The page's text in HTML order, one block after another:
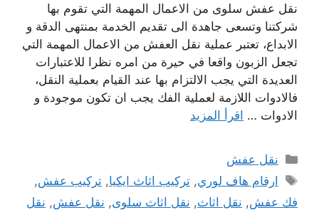
نقل عفش سلوى من الاعمال المهمة التي تقوم بها
شركتنا وتسعى جاهدة الى تقديم الخدمة بمنتهى الدقة و
الابداع، تعتبر عملية نقل العفش من الاعمال المهمة التي
تجعل الزبون واقعا في حيرة من امره نظرا للاعتبارات
العديدة التي يجب الالتزام بها عند القيام بعملية النقل،
فالادوات اللازمة لعملية الفك يجب ان تكون موجودة و
الادوات … اقرأ المزيد
التصنيفات
نقل عفش
الوسوم
ارقام هاف لوري,تركيب اثاث ايكيا,تركيب عفش,
فك عفش, نقل اثاث, نقل اثاث سلوى, نقل عفش, نقل